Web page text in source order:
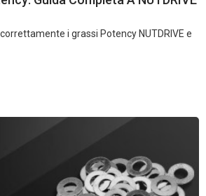
i grassi Potency NUTDRIVE e